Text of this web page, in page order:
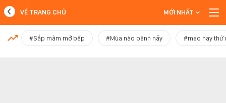
MỚI NHẤT
VỀ TRANG CHỦ MỚI NHẤT
#Sắp mâm mở bếp #Mùa nào bệnh nấy #mẹo hay thử